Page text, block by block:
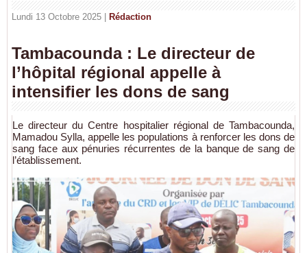
Lundi 13 Octobre 2025 | Rédaction
Tambacounda : Le directeur de
l’hôpital régional appelle à
intensifier les dons de sang
Le directeur du Centre hospitalier régional de Tambacounda,
Mamadou Sylla, appelle les populations à renforcer les dons de
sang face aux pénuries récurrentes de la banque de sang de
l’établissement.